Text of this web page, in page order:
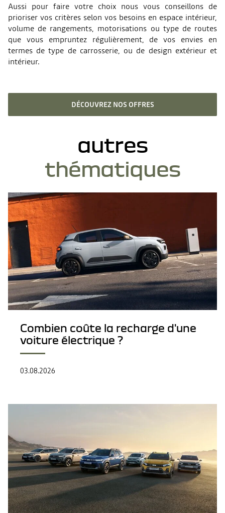
Aussi pour faire votre choix nous vous conseillons de
prioriser vos critères selon vos besoins en espace intérieur,
volume de rangements, motorisations ou type de routes
que vous empruntez régulièrement, de vos envies en
termes de type de carrosserie, ou de design extérieur et
intérieur.
DÉCOUVREZ NOS OFFRES
autres
thématiques
Combien coûte la recharge d'une
voiture électrique ?
03.08.2026